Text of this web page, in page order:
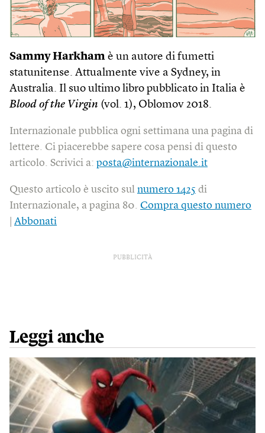
Sammy Harkham è un autore di fumetti
statunitense. Attualmente vive a Sydney, in
Australia. Il suo ultimo libro pubblicato in Italia è
Blood of the Virgin (vol. 1), Oblomov 2018.
Internazionale pubblica ogni settimana una pagina di
lettere. Ci piacerebbe sapere cosa pensi di questo
articolo. Scrivici a: posta@internazionale.it
Questo articolo è uscito sul numero 1425 di
Internazionale, a pagina 80. Compra questo numero
Abbonati
PUBBLICITÀ
Leggi anche